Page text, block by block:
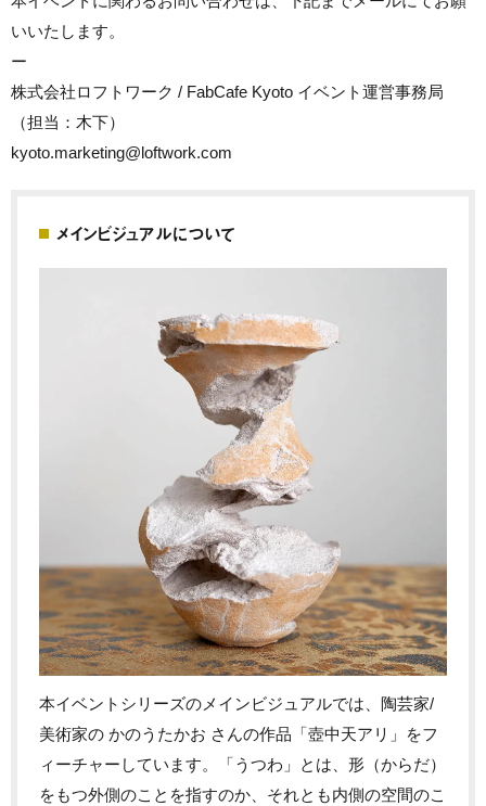
いいたします。
ー
株式会社ロフトワーク / FabCafe Kyoto イベント運営事務局
（担当：木下）
kyoto.marketing@loftwork.com
メインビジュアルについて
本イベントシリーズのメインビジュアルでは、陶芸家/
美術家の かのうたかお さんの作品「壺中天アリ」をフ
ィーチャーしています。「うつわ」とは、形（からだ）
をもつ外側のことを指すのか、それとも内側の空間のこ